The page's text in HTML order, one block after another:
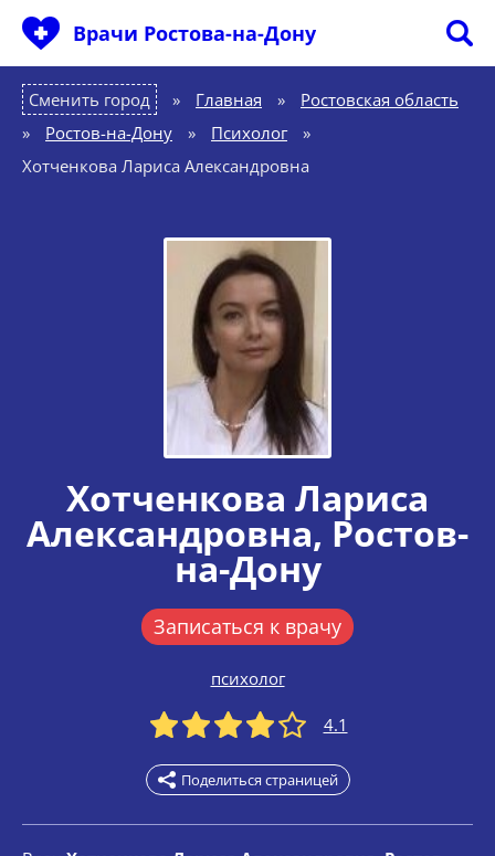
Врачи Ростова-на-Дону
Сменить город Главная »
Ростовская область
»
Ростов-на-Дону » Психолог
»
Хотченкова Лариса Александровна
Хотченкова Лариса
Александровна, Ростов-
на-Дону
Записаться к врачу
психолог
4.1
Поделиться страницей